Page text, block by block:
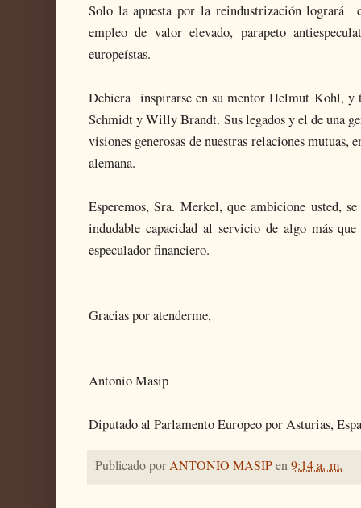
Solo la apuesta por la reindustrización logrará
empleo de valor elevado, parapeto
europeístas.
Debiera inspirarse en su mentor Helmut Kohl, y
Schmidt y Willy Brandt. Sus legados y el de una
visiones generosas de nuestras relaciones mutuas,
alemana.
Esperemos, Sra. Merkel, que ambicione usted,
indudable capacidad al servicio de algo más
especulador financiero.
Gracias por atenderme,
Antonio Masip
Diputado al Parlamento Europeo por Asturias,
Publicado porANTONIO MASIPen9:14 a. m.